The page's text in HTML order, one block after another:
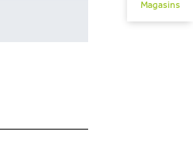
Magasins